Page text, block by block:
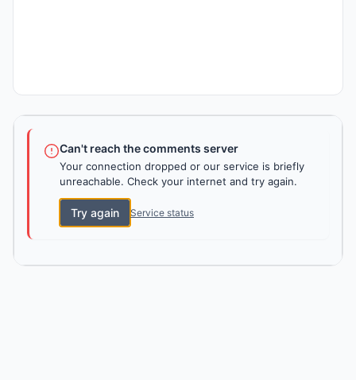
Can't reach the comments server
Your connection dropped or our service is briefly
unreachable. Check your internet and try again.
Try again Service status